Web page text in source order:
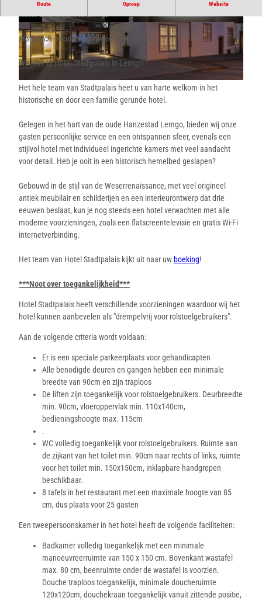
© Dirk Sondermann | CC-BY-SA
© Dirk Sondermann © Dirk Sondermann
Route Oproep Website
Historisch - modern - gewoon vertederend
Welkom in Hotel Stadtpalais in Lemgo!
Het hele team van Stadtpalais heet u van harte welkom in het
historische en door een familie gerunde hotel.
Gelegen in het hart van de oude Hanzestad Lemgo, bieden wij onze
gasten persoonlijke service en een ontspannen sfeer, evenals een
stijlvol hotel met individueel ingerichte kamers met veel aandacht
voor detail. Heb je ooit in een historisch hemelbed geslapen?
Gebouwd in de stijl van de Weserrenaissance, met veel origineel
antiek meubilair en schilderijen en een interieurontwerp dat drie
eeuwen beslaat, kun je nog steeds een hotel verwachten met alle
moderne voorzieningen, zoals een flatscreentelevisie en gratis Wi-Fi
internetverbinding.
Het team van Hotel Stadtpalais kijkt uit naar uw boeking!
***Noot over toegankelijkheid***
Hotel Stadtpalais heeft verschillende voorzieningen waardoor wij het
hotel kunnen aanbevelen als "drempelvrij voor rolstoelgebruikers".
Aan de volgende criteria wordt voldaan:
Er is een speciale parkeerplaats voor gehandicapten
Alle benodigde deuren en gangen hebben een minimale
breedte van 90cm en zijn traploos
De liften zijn toegankelijk voor rolstoelgebruikers. Deurbreedte
min. 90cm, vloeroppervlak min. 110x140cm,
bedieningshoogte max. 115cm
.
WC volledig toegankelijk voor rolstoelgebruikers. Ruimte aan
de zijkant van het toilet min. 90cm naar rechts of links, ruimte
voor het toilet min. 150x150cm, inklapbare handgrepen
beschikbaar.
8 tafels in het restaurant met een maximale hoogte van 85
cm, dus plaats voor 25 gasten
Een tweepersoonskamer in het hotel heeft de volgende faciliteiten:
Badkamer volledig toegankelijk met een minimale
manoeuvreerruimte van 150 x 150 cm. Bovenkant wastafel
max. 80 cm, beenruimte onder de wastafel is voorzien.
Douche traploos toegankelijk, minimale doucheruimte
120x120cm, douchekraan toegankelijk vanuit zittende positie,